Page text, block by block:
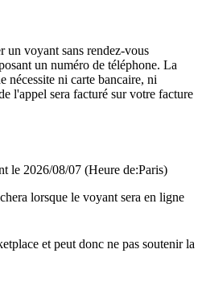
un voyant sans rendez-vous
un numéro de téléphone. La
nécessite ni carte bancaire, ni
l'appel sera facturé sur votre facture
le 2026/08/07 (Heure de:Paris)
lorsque le voyant sera en ligne
et peut donc ne pas soutenir la